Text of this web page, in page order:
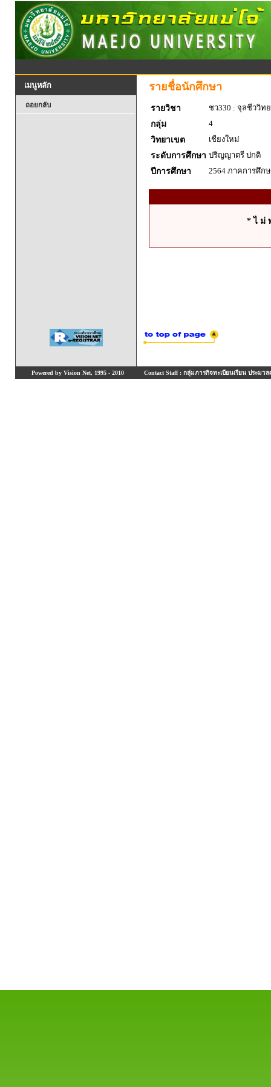
เมนูหลัก
ถอยกลับ
รายชื่อนักศึกษา
รายวิชา
ชว330 : จุลชีววิท
กลุ่ม
4
วิทยาเขต
เชียงใหม่
ระดับการศึกษา ปริญญาตรี ปกติ
ปีการศึกษา
2564 ภาคการศึก
* ไ ม่
Powered by Vision Net, 1995 - 2010 Contact Staff : กลุ่มภารกิจทะเบียนเรียน ประมวล